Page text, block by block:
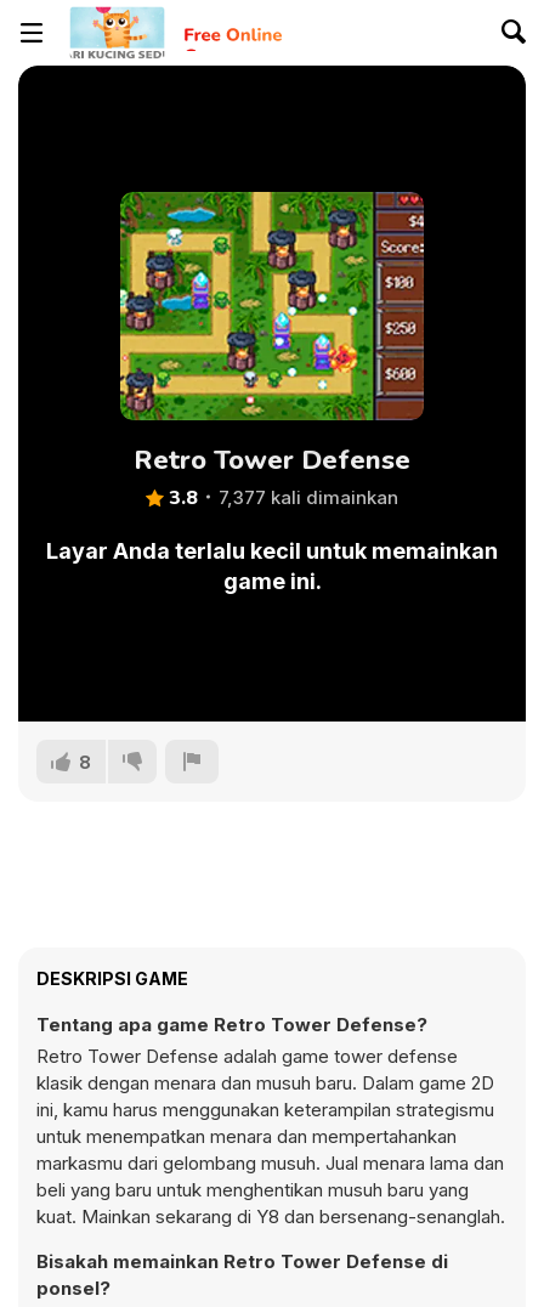
Retro Tower Defense
3.8 7,377 kali dimainkan
Layar Anda terlalu kecil untuk memainkan
game ini.
8
DESKRIPSI GAME
Tentang apa game Retro Tower Defense?
Retro Tower Defense adalah game tower defense
klasik dengan menara dan musuh baru. Dalam game 2D
ini, kamu harus menggunakan keterampilan strategismu
untuk menempatkan menara dan mempertahankan
markasmu dari gelombang musuh. Jual menara lama dan
beli yang baru untuk menghentikan musuh baru yang
kuat. Mainkan sekarang di Y8 dan bersenang-senanglah.
Bisakah memainkan Retro Tower Defense di
ponsel?